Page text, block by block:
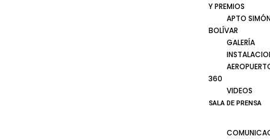
Y PREMIOS
APTO
BOLÍVAR
GALERÍA
360
VIDEOS
SALA DE PRENSA